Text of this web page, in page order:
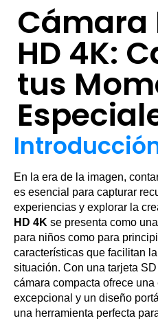
Cámara
HD 4K:
tus
En la era de la imagen,
es esencial para capturar
experiencias y explorar la
HD 4K se presenta como
para niños como para
características que facilitan
situación. Con una tarjeta
cámara compacta ofrece
excepcional y un diseño
una herramienta perfecta